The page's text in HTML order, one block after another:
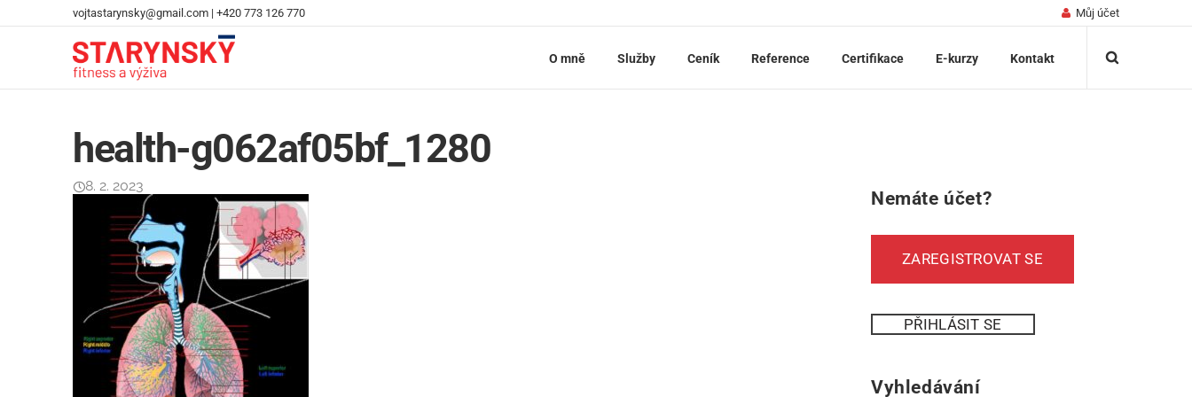
vojtastarynsky@gmail.com | +420 773 126 770 Můj účet
O mně Služby Ceník Reference Certifikace E-kurzy Kontakt
health-g062af05bf_1280
8. 2. 2023
Nemáte účet?
ZAREGISTROVAT SE
PŘIHLÁSIT SE
Vyhledávání